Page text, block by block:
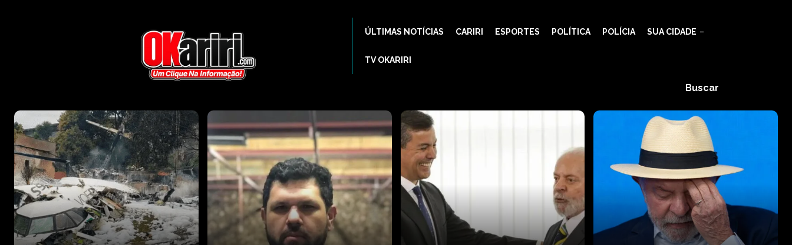
ÚLTIMAS NOTÍCIAS CARIRI ESPORTES POLÍTICA POLÍCIA SUA CIDADE
TV OKARIRI
Buscar